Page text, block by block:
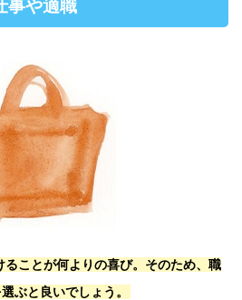
事や適職
ことが何よりの喜び。そのため、職
ぶと良いでしょう。